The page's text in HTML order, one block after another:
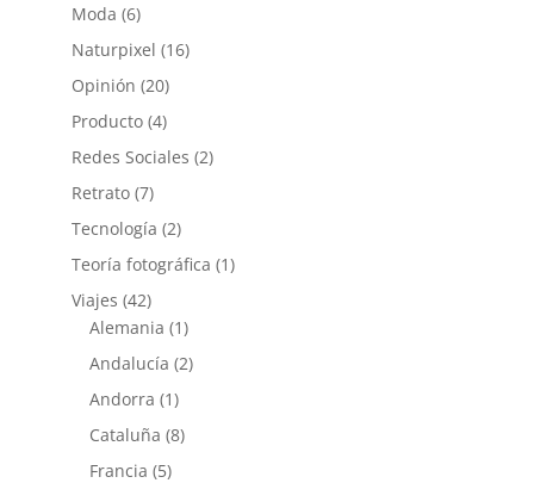
Moda (6)
Naturpixel (16)
Opinión (20)
Producto(4)
Redes Sociales (2)
Retrato(7)
Tecnología (2)
Teoría fotográfica (1)
Viajes (42)
Alemania (1)
Andalucía (2)
Andorra (1)
Cataluña (8)
Francia (5)